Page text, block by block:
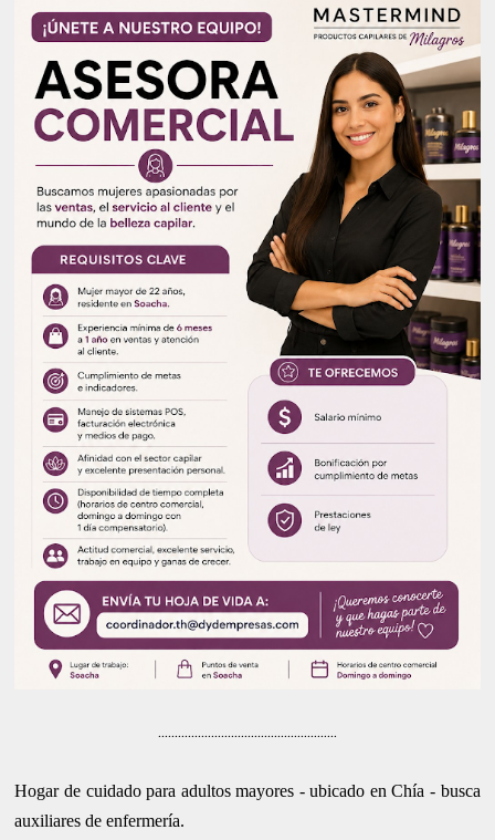
......................................................
Hogar de cuidado para adultos mayores - ubicado en Chía - busca
auxiliares de enfermería.